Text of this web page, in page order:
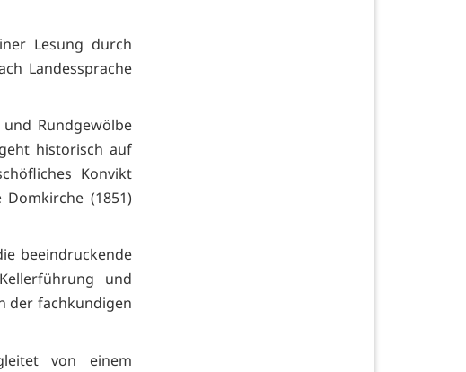
Lesung durch
Landessprache
Rundgewölbe
historisch auf
Konvikt
(1851)
beeindruckende
und
der fachkundigen
von einem